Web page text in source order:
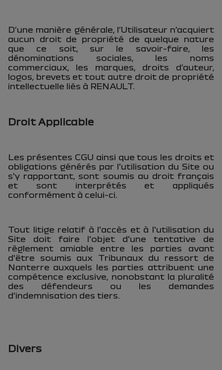
D’une manière générale, l’Utilisateur n’acquiert
aucun droit de propriété de quelque nature
que ce soit, sur le savoir-faire, les
dénominations sociales, les noms
commerciaux, les marques, droits d’auteur,
logos, brevets et tout autre droit de propriété
intellectuelle liés à RENAULT.
Droit Applicable
Les présentes CGU ainsi que tous les droits et
obligations générés par l'utilisation du Site ou
s'y rapportant, sont soumis au droit français
et sont interprétés et appliqués
conformément à celui-ci.
Tout litige relatif à l'accès et à l'utilisation du
Site doit faire l'objet d'une tentative de
règlement amiable entre les parties avant
d'être soumis aux Tribunaux du ressort de
Nanterre auxquels les parties attribuent une
compétence exclusive, nonobstant la pluralité
des défendeurs ou les demandes
d'indemnisation des tiers.
Divers